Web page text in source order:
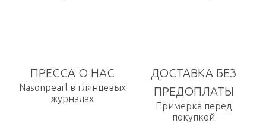
ПРЕССА О НАС
Nasonpearl в глянцевых
журналах
ДОСТАВКА БЕЗ
ПРЕДОПЛАТЫ
Примерка перед
покупкой